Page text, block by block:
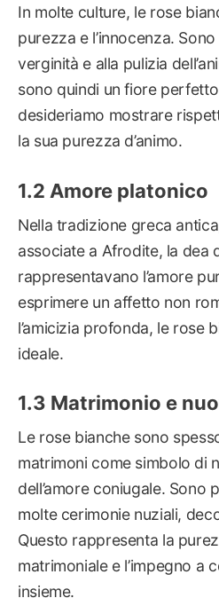
In molte culture, le rose
purezza e l’innocenza.
verginità e alla pulizia
sono quindi un fiore
desideriamo mostrare
la sua purezza d’animo.
Amore platonico
Nella tradizione greca
associate a Afrodite, la dea
rappresentavano l’amore
esprimere un affetto non
l’amicizia profonda, le rose
ideale.
Matrimonio e
Le rose bianche sono
matrimoni come simbolo di
dell’amore coniugale. Sono
molte cerimonie nuziali,
Questo rappresenta la
matrimoniale e l’impegno a
insieme.